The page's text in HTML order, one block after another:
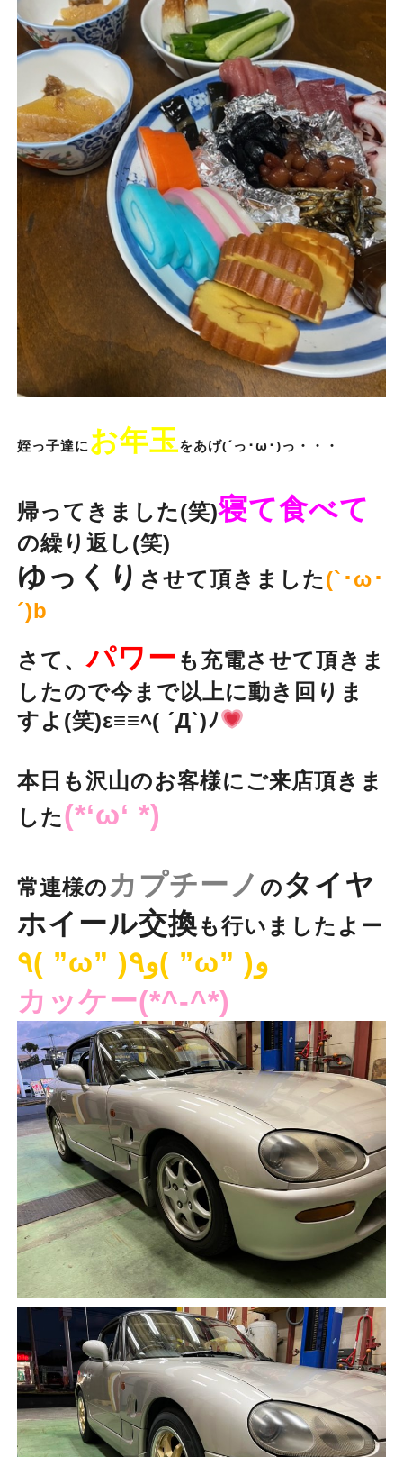
姪っ子達にお年玉をあげ(´っ･ω･)っ・・・
帰ってきました(笑)寝て食べて
の繰り返し(笑)
ゆっくり させて頂きました(`･ω･
´)b
さて、パワー も充電させて頂きま
したので今まで以上に動き回りま
すよ(笑)ε≡≡ﾍ( ´Д`)ﾉ
本日も沢山のお客様にご来店頂きま
した(*‘ω‘ *)
常連様の カプチーノ のタイヤ
ホイール交換も行いましたよー
٩( ”ω” )و٩( ”ω” )و
カッケー(*^-^*)